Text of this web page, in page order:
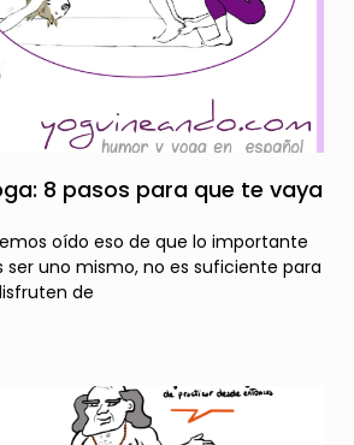
8 pasos para que te vaya
oído eso de que lo importante
ser uno mismo, no es suficiente para
de